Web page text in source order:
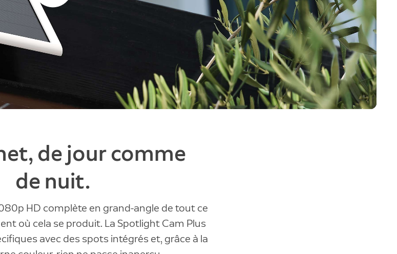
de jour comme
de nuit.
HD complète en grand-angle de tout ce
où cela se produit. La Spotlight Cam Plus
avec des spots intégrés et, grâce à la